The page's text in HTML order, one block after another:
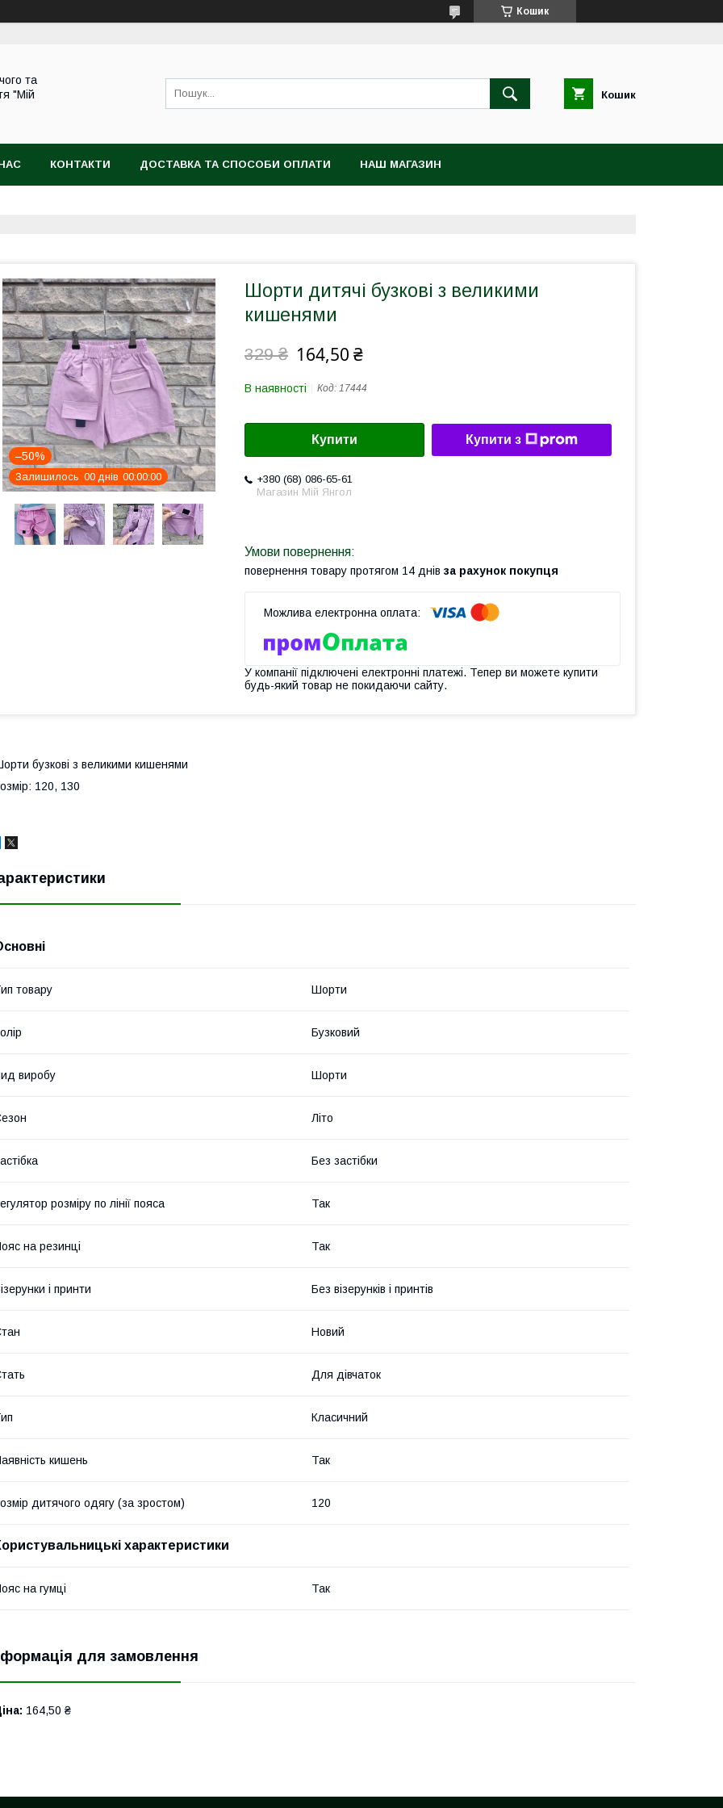
Кошик
та
"Мій
Кошик
КОНТАКТИ ДОСТАВКА ТА СПОСОБИ ОПЛАТИ НАШ МАГАЗИН
–50%
Залишилось 00 днів 00 00 00
Шорти дитячі бузкові з великими
кишенями
329 ₴ 164,50 ₴
В наявності Код: 17444
Купити Купити з
+380 (68) 086-65-61
Магазин Мій Янгол
повернення товару протягом 14 днів за рахунок покупця
У компанії підключені електронні платежі. Тепер ви можете купити
будь-який товар не покидаючи сайту.
бузкові з великими кишенями
120, 130
товару Шорти
Бузковий
виробу Шорти
Літо
Без застібки
розміру по лінії пояса Так
на резинці Так
і принти Без візерунків і принтів
Новий
Для дівчаток
Класичний
кишень Так
дитячого одягу (за зростом) 120
характеристики
на гумці Так
для замовлення
164,50 ₴